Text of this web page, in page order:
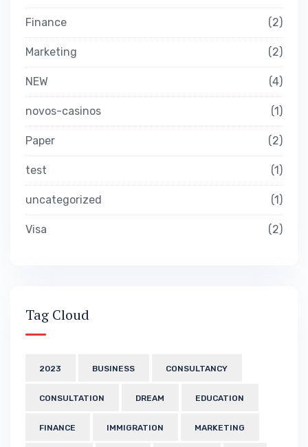
Finance 2
Marketing 2
NEW 4
novos-casinos 1
Paper 2
test 1
uncategorized 1
Visa 2
Tag Cloud
2023 BUSINESS CONSULTANCY
CONSULTATION DREAM EDUCATION
FINANCE IMMIGRATION MARKETING